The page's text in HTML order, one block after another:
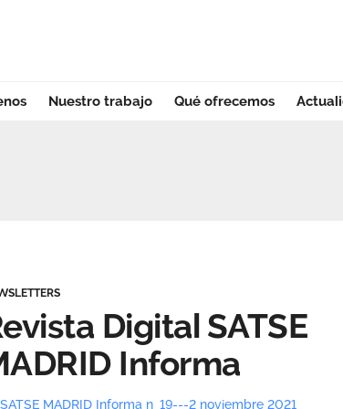
Nuestro trabajo Qué ofrecemos
MADRID
Digital SATSE
Informa
SATSE MADRID Informa n_19---2 noviembre 2021